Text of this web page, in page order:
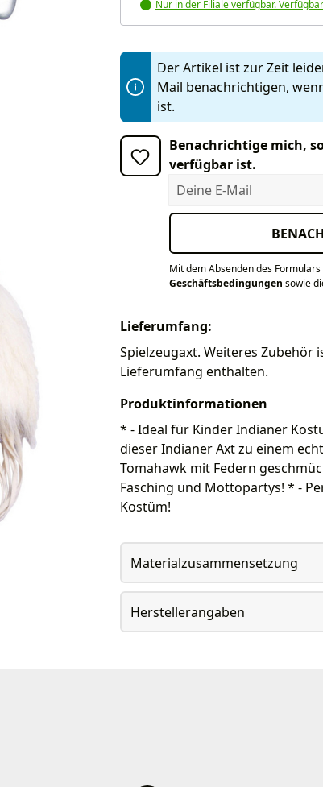
Nur in der Filiale verfügbar.
Der Artikel ist zur Zeit
Mail benachrichtigen,
ist.
Benachrichtige mich,
verfügbar ist.
Deine E-Mail
Mit dem Absenden des
Geschäftsbedingungen sowie
Lieferumfang:
Spielzeugaxt. Weiteres Zubehör
Lieferumfang enthalten.
Produktinformationen
* - Ideal für Kinder Indianer
dieser Indianer Axt zu einem
Tomahawk mit Federn
Fasching und Mottopartys! * -
Kostüm!
Materialzusammensetzung
Herstellerangaben